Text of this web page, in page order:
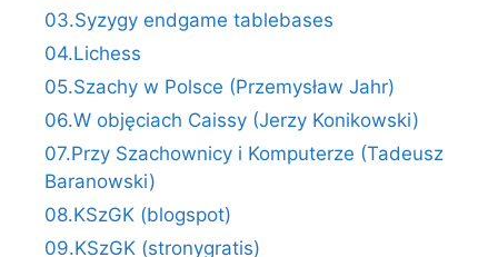
03.Syzygy endgame tablebases
04.Lichess
05.Szachy w Polsce (Przemysław Jahr)
06.W objęciach Caissy (Jerzy Konikowski)
07.Przy Szachownicy i Komputerze (Tadeusz
Baranowski)
08.KSzGK (blogspot)
09.KSzGK (stronygratis)